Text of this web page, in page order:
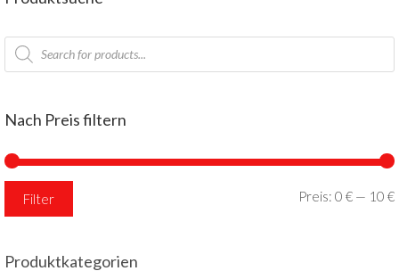
Products
search
Nach Preis filtern
Filter Preis: 0 € — 10 €
Produktkategorien